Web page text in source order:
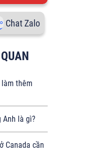
Chat Zalo
thêm
Anh là gì?
Canada cần